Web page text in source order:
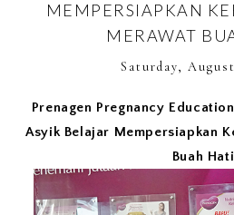
MEMPERSIAPKAN
MERAWAT
Saturday,
Prenagen Pregnancy
Asyik Belajar Mempersiapkan
Buah Hati